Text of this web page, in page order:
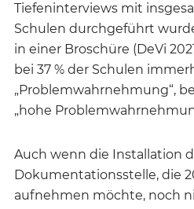
Tiefeninterviews mit
Schulen durchgeführt
in einer Broschüre (DeVi
bei 37 % der Schulen
„Problemwahrnehmung“,
„hohe
Auch wenn die Installation
Dokumentationsstelle, die
aufnehmen möchte, noch